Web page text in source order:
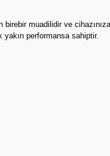
muadilidir ve
yakın performansa sahiptir.